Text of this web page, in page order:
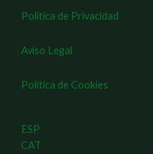
Política de Privacidad
Aviso Legal
Política de Cookies
ESP
CAT